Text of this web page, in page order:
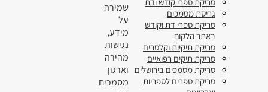
שמירה
על
מידע,
נגישות
מהירה
וארגון
מסמכים
גריסת מסמכים
סריקת ספרי דת וקודש
באתר הלקוח
סריקת תיקיות וקלסרים
סריקת תיקים רפואיים
סריקת מסמכים בירושלים
סריקת ספרים לספריות